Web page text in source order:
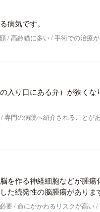
病気です。
高齢猫に多い 手術での治療
入り口にある弁）が狭くな
専門の病院へ紹介されることが
を作る神経細胞などが腫瘍
脳腫瘍があります。 脳は生命活
難しく、良性の腫瘍であっ
要 命にかかわるリスクが高い